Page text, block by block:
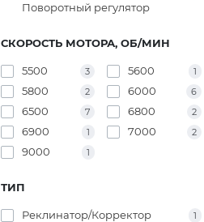
Поворотный регулятор
СКОРОСТЬ МОТОРА, ОБ/МИН
5500 3 5600 1
5800 2 6000 6
6500 7 6800 2
6900 1 7000 2
9000 1
ТИП
Реклинатор/Корректор
1